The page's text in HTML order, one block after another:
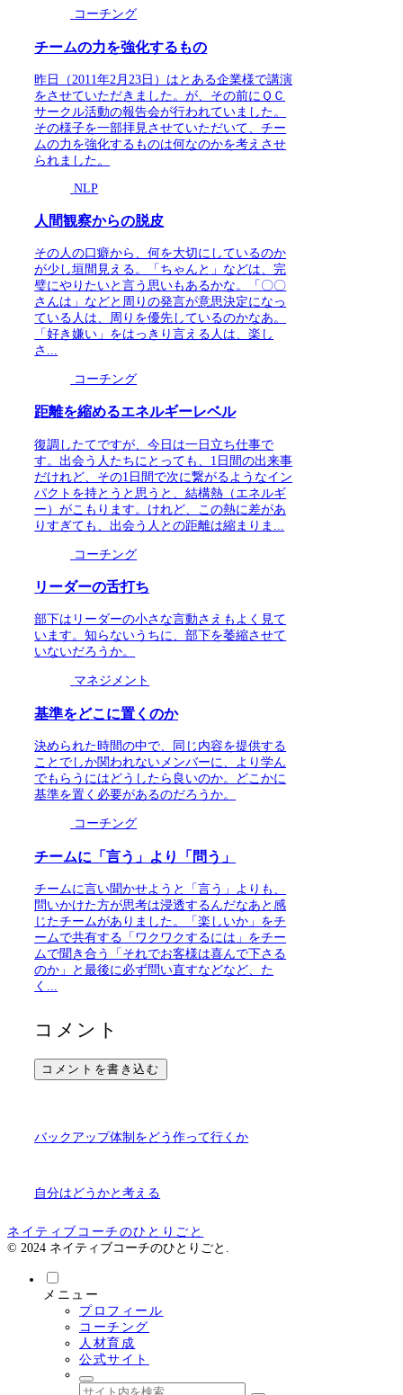
コーチング
チームの力を強化するもの
昨日（2011年2月23日）はとある企業様で講演
をさせていただきました。が、その前にＱＣ
サークル活動の報告会が行われていました。
その様子を一部拝見させていただいて、チー
ムの力を強化するものは何なのかを考えさせ
られました。
NLP
人間観察からの脱皮
その人の口癖から、何を大切にしているのか
が少し垣間見える。「ちゃんと」などは、完
璧にやりたいと言う思いもあるかな。「〇〇
さんは」などと周りの発言が意思決定になっ
ている人は、周りを優先しているのかなあ。
「好き嫌い」をはっきり言える人は、楽し
さ...
コーチング
距離を縮めるエネルギーレベル
復調したてですが、今日は一日立ち仕事で
す。出会う人たちにとっても、1日間の出来事
だけれど、その1日間で次に繋がるようなイン
パクトを持とうと思うと、結構熱（エネルギ
ー）がこもります。けれど、この熱に差があ
りすぎても、出会う人との距離は縮まりま...
コーチング
リーダーの舌打ち
部下はリーダーの小さな言動さえもよく見て
います。知らないうちに、部下を萎縮させて
いないだろうか。
マネジメント
基準をどこに置くのか
決められた時間の中で、同じ内容を提供する
ことでしか関われないメンバーに、より学ん
でもらうにはどうしたら良いのか。どこかに
基準を置く必要があるのだろうか。
コーチング
チームに「言う」より「問う」
チームに言い聞かせようと「言う」よりも、
問いかけた方が思考は浸透するんだなあと感
じたチームがありました。「楽しいか」をチ
ームで共有する「ワクワクするには」をチー
ムで聞き合う「それでお客様は喜んで下さる
のか」と最後に必ず問い直すなどなど、た
く...
コメント
コメントを書き込む
バックアップ体制をどう作って行くか
自分はどうかと考える
ネイティブコーチのひとりごと
© 2024 ネイティブコーチのひとりごと.
メニュー
プロフィール
コーチング
人材育成
公式サイト